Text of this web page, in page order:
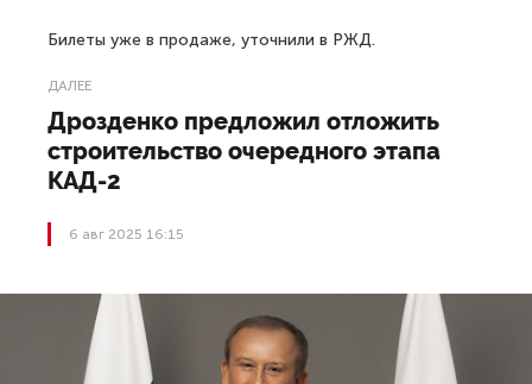
Билеты уже в продаже, уточнили в РЖД.
ДАЛЕЕ
Дрозденко предложил отложить
строительство очередного этапа
КАД-2
6 авг 2025 16:15